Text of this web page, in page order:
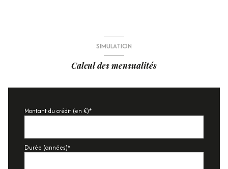
SIMULATION
Calcul des mensualités
Montant du crédit (en €)*
Durée (années)*